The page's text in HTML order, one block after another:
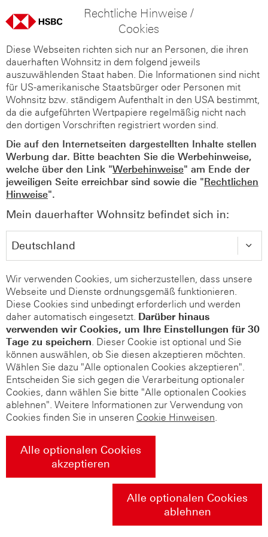
Rechtliche Hinweise /
Cookies
Diese Webseiten richten sich nur an Personen, die ihren
dauerhaften Wohnsitz in dem folgend jeweils
auszuwählenden Staat haben. Die Informationen sind nicht
für US-amerikanische Staatsbürger oder Personen mit
Wohnsitz bzw. ständigem Aufenthalt in den USA bestimmt,
da die aufgeführten Wertpapiere regelmäßig nicht nach
den dortigen Vorschriften registriert worden sind.
Die auf den Internetseiten dargestellten Inhalte stellen
Werbung dar. Bitte beachten Sie die Werbehinweise,
welche über den Link "Werbehinweise" am Ende der
jeweiligen Seite erreichbar sind sowie die "Rechtlichen
Hinweise".
Mein dauerhafter Wohnsitz befindet sich in:
Wir verwenden Cookies, um sicherzustellen, dass unsere
Webseite und Dienste ordnungsgemäß funktionieren.
Diese Cookies sind unbedingt erforderlich und werden
daher automatisch eingesetzt. Darüber hinaus
verwenden wir Cookies, um Ihre Einstellungen für 30
Tage zu speichern. Dieser Cookie ist optional und Sie
können auswählen, ob Sie diesen akzeptieren möchten.
Wählen Sie dazu "Alle optionalen Cookies akzeptieren".
Entscheiden Sie sich gegen die Verarbeitung optionaler
Cookies, dann wählen Sie bitte "Alle optionalen Cookies
ablehnen". Weitere Informationen zur Verwendung von
Cookies finden Sie in unseren Cookie Hinweisen.
Alle optionalen Cookies
akzeptieren
Alle optionalen Cookies
ablehnen